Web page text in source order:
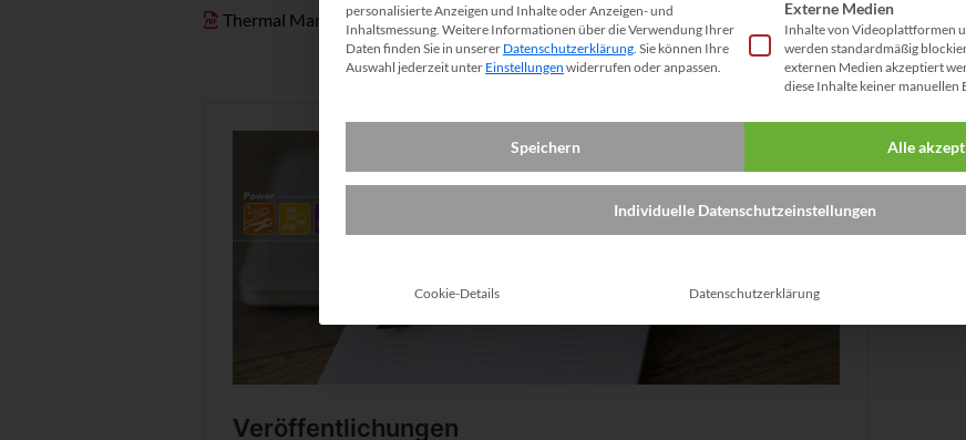
Thermal Managementpersonalisierte Anzeigen und Inhalte oder Anzeigen- und
Inhaltsmessung. Weitere Informationen über die Verwendung Ihrer
Daten finden Sie in unserer Datenschutzerklärung Sie können Ihre
Auswahl jederzeit unter Einstellungen widerrufen oder anpassen.
Externe Medien
Inhalte von Videoplattformen
werden standardmäßig
externen Medien akzeptiert
diese Inhalte keiner manuellen
Speichern Alle
Individuelle Datenschutzeinstellungen
Cookie-Details Datenschutzerklärung